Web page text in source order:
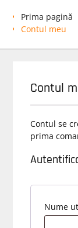
Prima pagină
Contul meu
Contul
Contul se
prima
Nume